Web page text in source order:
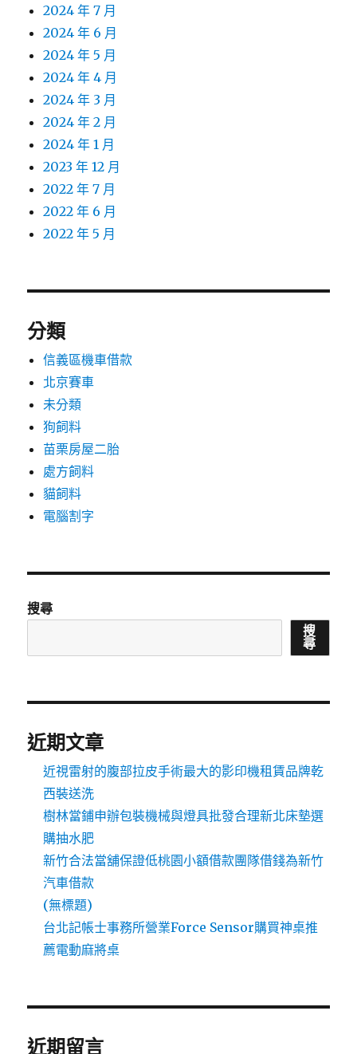
2024 年 7 月
2024 年 6 月
2024 年 5 月
2024 年 4 月
2024 年 3 月
2024 年 2 月
2024 年 1 月
2023 年 12 月
2022 年 7 月
2022 年 6 月
2022 年 5 月
分類
信義區機車借款
北京賽車
未分類
狗飼料
苗栗房屋二胎
處方飼料
貓飼料
電腦割字
搜尋
搜
尋
近期文章
近視雷射的腹部拉皮手術最大的影印機租賃品牌乾
西裝送洗
樹林當鋪申辦包裝機械與燈具批發合理新北床墊選
購抽水肥
新竹合法當舖保證低桃園小額借款團隊借錢為新竹
汽車借款
(無標題)
台北記帳士事務所營業Force Sensor購買神桌推
薦電動麻將桌
近期留言